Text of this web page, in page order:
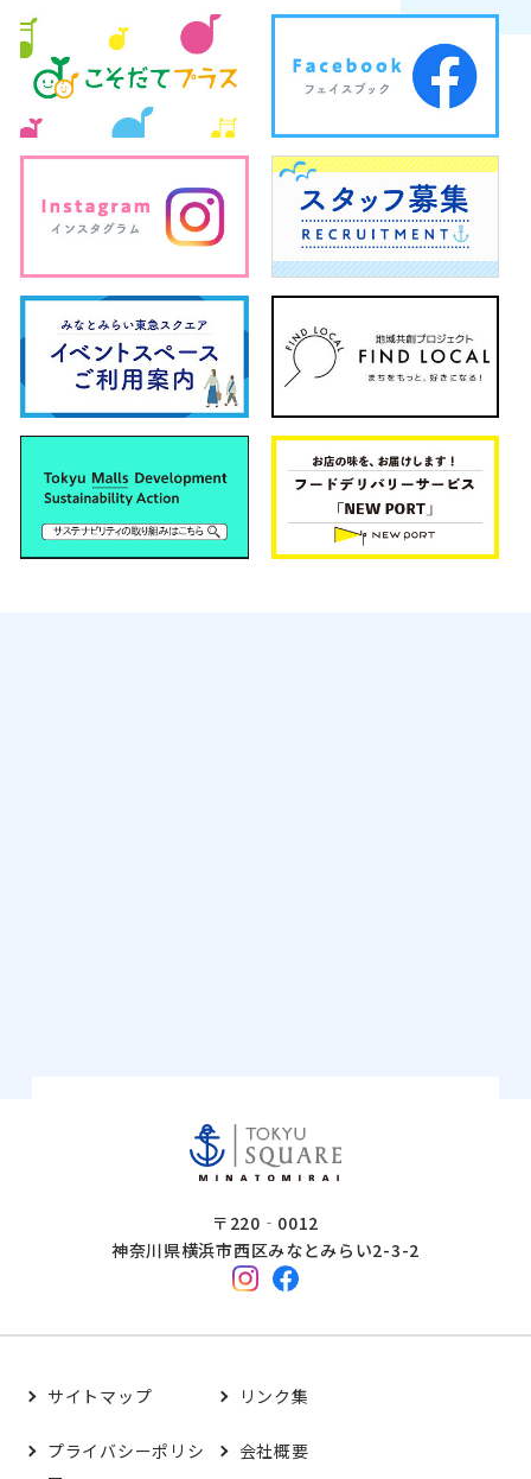
〒220‐0012
神奈川県横浜市西区みなとみらい2-3-2
サイトマップ リンク集
プライバシーポリシ
会社概要